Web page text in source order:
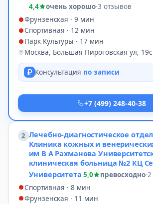
4,4 очень хорошо·3 отзывов
Фрунзенская · 9 мин
Спортивная · 12 мин
Парк Культуры · 17 мин
Москва, Большая Пироговская ул,
Консультация по записи
+7 (499) 248-40-38
2 Лечебно-диагностическое
Клиника кожных и
им В А Рахманова
клиническая больница №2 КЦ
Университета 5,0 превосходно·
Спортивная · 8 мин
Фрунзенская · 11 мин